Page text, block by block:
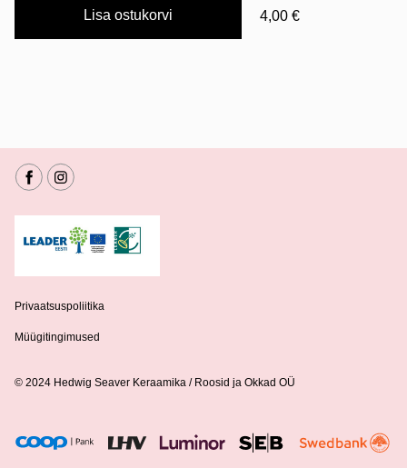
Lisa ostukorvi 4,00 €
Privaatsuspoliitika
Müügitingimused
© 2024 Hedwig Seaver Keraamika / Roosid ja Okkad OÜ